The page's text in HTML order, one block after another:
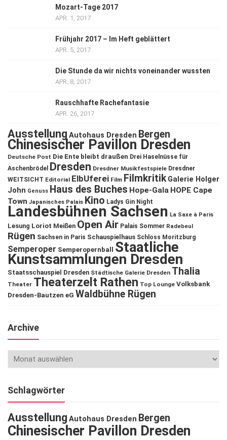
Mozart-Tage 2017
APR. 1, 2017
Frühjahr 2017 – Im Heft geblättert
APR. 5, 2017
Die Stunde da wir nichts voneinander wussten
APR. 8, 2017
Rauschhafte Rachefantasie
APR. 26, 2017
Ausstellung Autohaus Dresden Bergen
Chinesischer Pavillon Dresden
Deutsche Post Die Ente bleibt draußen Drei Haselnüsse für
Aschenbrödel
Dresden Dresdner Musikfestspiele Dresdner
WEITSICHT Editorial ElbUferei Film Filmkritik Galerie Holger
John Genuss Haus des Buches Hope-Gala HOPE Cape
Town Japanisches Palais Kino Ladys Gin Night
Landesbühnen Sachsen La Saxe à Paris
Lesung Loriot Meißen Open Air Palais Sommer Radebeul
Rügen Sachsen in Paris Schauspielhaus Schloss Moritzburg
Semperoper Semperopernball Staatliche
Kunstsammlungen Dresden
Staatsschauspiel Dresden Städtische Galerie Dresden Thalia
Theater Theaterzelt Rathen Top Lounge Volksbank
Dresden-Bautzen eG Waldbühne Rügen
Archive
Schlagwörter
Ausstellung Autohaus Dresden Bergen
Chinesischer Pavillon Dresden